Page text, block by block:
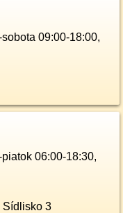
09:00-18:00,
06:00-18:30,
Sídlisko 3